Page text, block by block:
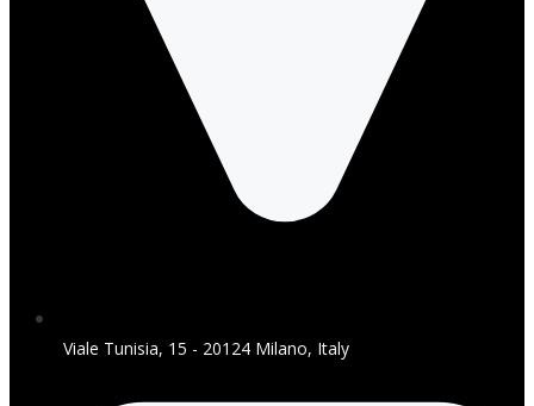
Viale Tunisia, 15 - 20124 Milano, Italy